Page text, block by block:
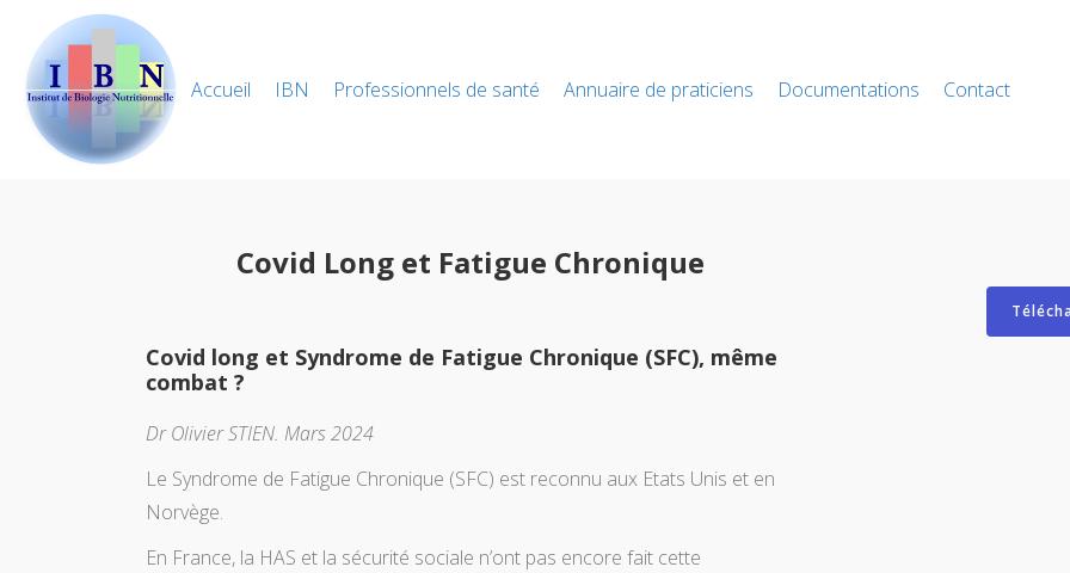
Accueil IBN Professionnels de santé Annuaire de praticiens Documentations Contact
Covid Long et Fatigue Chronique
Covid long et Syndrome de Fatigue Chronique (SFC), même
combat ?
Dr Olivier STIEN. Mars 2024
Le Syndrome de Fatigue Chronique (SFC) est reconnu aux Etats Unis et en
Norvège.
En France, la HAS et la sécurité sociale n’ont pas encore fait cette